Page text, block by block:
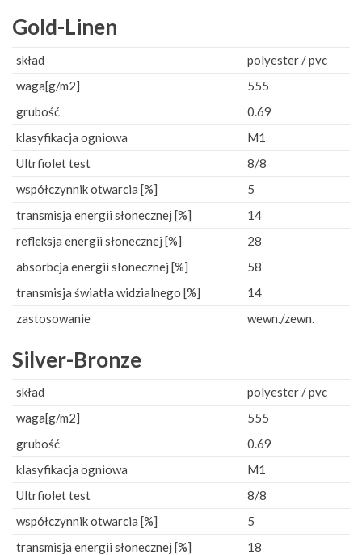
Gold-Linen
skład
polyester / pvc
waga[g/m2]
555
grubość
0.69
klasyfikacja ogniowa
M1
Ultrfiolet test
8/8
współczynnik otwarcia [%]
5
transmisja energii słonecznej [%]
14
refleksja energii słonecznej [%]
28
absorbcja energii słonecznej [%]
58
transmisja światła widzialnego [%]
14
zastosowanie
wewn./zewn.
Silver-Bronze
skład
polyester / pvc
waga[g/m2]
555
grubość
0.69
klasyfikacja ogniowa
M1
Ultrfiolet test
8/8
współczynnik otwarcia [%]
5
transmisja energii słonecznej [%]
18